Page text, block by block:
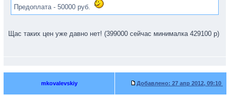
Предоплата - 50000 руб.
Щас таких цен уже давно нет! (399000 сейчас минималка 429100 р)
mkovalevskiy Добавлено: 27 апр 2012, 09:10